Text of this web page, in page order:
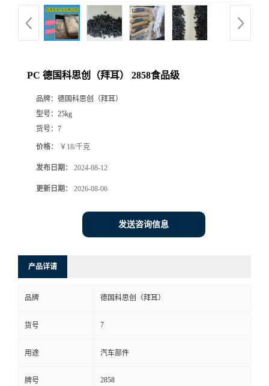
PC 德国科思创（拜耳） 2858食品级
品牌： 德国科思创（拜耳）
型号： 25kg
货号： 7
价格： ￥18/千克
发布日期： 2024-08-12
更新日期： 2026-08-06
发送咨询信息
产品详请
品牌 德国科思创（拜耳）
货号 7
用途 汽车部件
牌号 2858